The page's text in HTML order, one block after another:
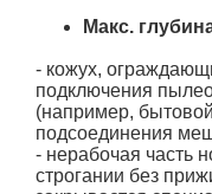
Макс.
- кожух,
подключения
(например,
подсоединения
- нерабочая часть
строгании без